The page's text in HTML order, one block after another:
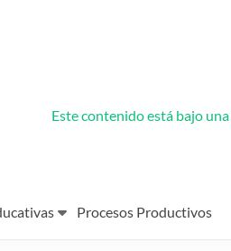
Este contenido está bajo una
Procesos Productivos